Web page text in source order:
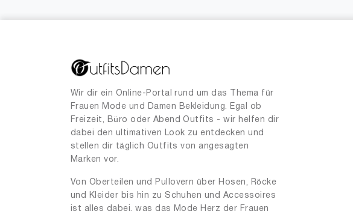
Wir dir ein Online-Portal rund um das Thema für
Frauen Mode und Damen Bekleidung. Egal ob
Freizeit, Büro oder Abend Outfits - wir helfen dir
dabei den ultimativen Look zu entdecken und
stellen dir täglich Outfits von angesagten
Marken vor.
Von Oberteilen und Pullovern über Hosen, Röcke
und Kleider bis hin zu Schuhen und Accessoires
ist alles dabei, was das Mode Herz der Frauen